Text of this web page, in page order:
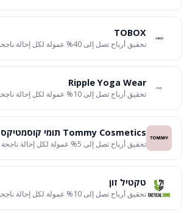
TOBOX
تحقيق أرباح تصل إلى 40% عمولة لكل إحالة ناجحة
Ripple Yoga Wear
تحقيق أرباح تصل إلى 10% عمولة لكل إحالة ناجحة
Tommy Cosmetics תומי קוסמטיקס
تحقيق أرباح تصل إلى 5% عمولة لكل إحالة ناجحة
טקטיל זון
تحقيق أرباح تصل إلى 10% عمولة لكل إحالة ناجحة